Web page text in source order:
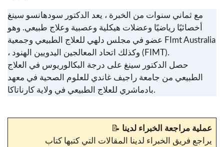
مع ثماني سنوات من الخبرة ، يعد الدكتور سودهانسو سينغ
أخصائيًا رياضيًا وعضلات هيكلية وعصبية وعلاج طبيعي. وهو
عضو في مجلس دلهي للعلاج الطبيعي وجمعية FImt Australia
، وكذلك اتحاد المعالجين اليدويين الهنود (FIMT).
حصل الدكتور سينغ على درجة البكالوريوس في العلاج
الطبيعي من جامعة راجيف غاندي للعلوم الصحية في معهد
بادماشري للعلاج الطبيعي في ولاية كارناتاكا.
📝 عملية مراجعة الخبراء لدينا
يراجع فريق الخبراء لدينا المقالات التي كتبها كتاب